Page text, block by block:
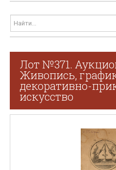
Лот №371.
Живопись,
декоративно-
искусство